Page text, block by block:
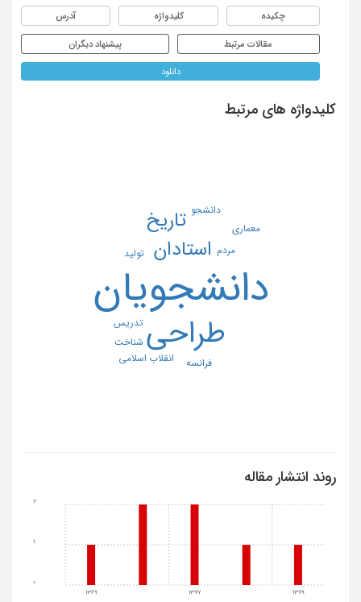
چکیده کلیدواژه آدرس
مقالات مرتبط پیشنهاد دیگران
دانلود
کلیدواژه های مرتبط
دانشجویان
طراحی
استادان
تاریخ
انقلاب اسلامی
تدریس
تولید
دانشجو
شناخت
فرانسه
مردم
معماری
روند انتشار مقاله
1369 1377 1379
0
1
2